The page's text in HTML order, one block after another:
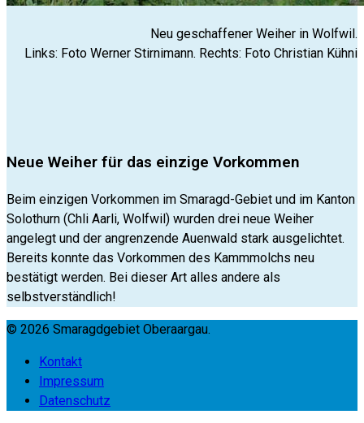
Neu geschaffener Weiher in Wolfwil.
Links: Foto Werner Stirnimann. Rechts: Foto Christian Kühni
Neue Weiher für das einzige Vorkommen
Beim einzigen Vorkommen im Smaragd-Gebiet und im Kanton
Solothurn (Chli Aarli, Wolfwil) wurden drei neue Weiher
angelegt und der angrenzende Auenwald stark ausgelichtet.
Bereits konnte das Vorkommen des Kammmolchs neu
bestätigt werden. Bei dieser Art alles andere als
selbstverständlich!
© 2026 Smaragdgebiet Oberaargau.
Kontakt
Impressum
Datenschutz